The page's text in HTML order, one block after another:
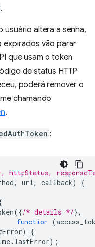
.
usuário altera a senha,
expirados vão parar
que usam o token
de status HTTP
poderá remover o
chamando
.
:
, url, callback)
{
({/* details */},
function (
)
{
. lastError);